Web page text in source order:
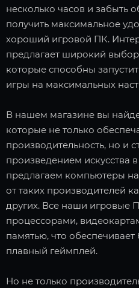
несколько часов и забыть
получить максимальное
хороший игровой ПК.
предлагает широкий
которые способны
игры на максимальных
В нашем магазине вы
которые не только
производительность, но и
произведением искусства
предлагаем компьютеры
от таких производителей
других. Все наши
процессорами,
памятью, что обеспечивает
плавный геймплей.
Но не только